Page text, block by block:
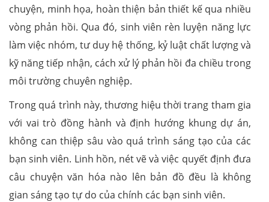
chuyện, minh họa, hoàn thiện bản thiết kế qua nhiều
vòng phản hồi. Qua đó, sinh viên rèn luyện năng lực
làm việc nhóm, tư duy hệ thống, kỷ luật chất lượng và
kỹ năng tiếp nhận, cách xử lý phản hồi đa chiều trong
môi trường chuyên nghiệp.
Trong quá trình này, thương hiệu thời trang tham gia
với vai trò đồng hành và định hướng khung dự án,
không can thiệp sâu vào quá trình sáng tạo của các
bạn sinh viên. Linh hồn, nét vẽ và việc quyết định đưa
câu chuyện văn hóa nào lên bản đồ đều là không
gian sáng tạo tự do của chính các bạn sinh viên.